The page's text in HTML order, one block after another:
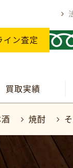
イン査定
買取実績
焼酎